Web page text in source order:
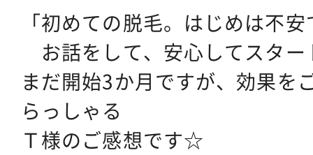
「初めての脱毛。はじめは不
お話をして、安心してスター
まだ開始3か月ですが、効果を
らっしゃる
Ｔ様のご感想です☆